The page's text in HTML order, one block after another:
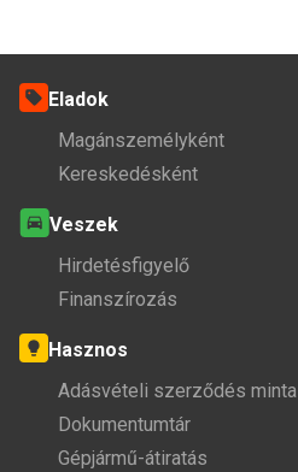
Eladok
Magánszemélyként
Kereskedésként
Veszek
Hirdetésfigyelő
Finanszírozás
Hasznos
Adásvételi szerződés minta
Dokumentumtár
Gépjármű-átiratás